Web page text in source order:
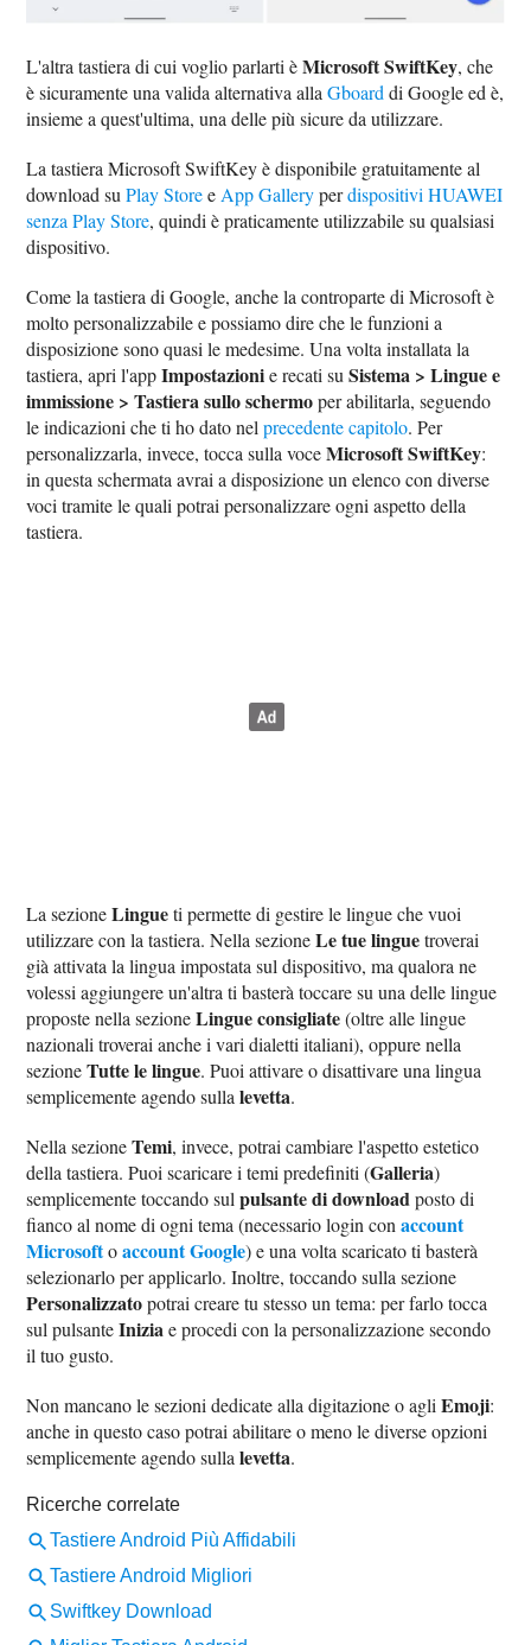
L'altra tastiera di cui voglio parlarti èMicrosoft SwiftKey, che
è sicuramente una valida alternativa allaGboard di Google ed è,
insieme a quest'ultima, una delle più sicure da utilizzare.
La tastiera Microsoft SwiftKey è disponibile gratuitamente al
download suPlay Storee App Galleryperdispositivi HUAWEI
senza Play Store, quindi è praticamente utilizzabile su qualsiasi
dispositivo.
Come la tastiera di Google, anche la controparte di Microsoft è
molto personalizzabile e possiamo dire che le funzioni a
disposizione sono quasi le medesime. Una volta installata la
tastiera, apri l'appImpostazionie recati suSistema > Lingue e
immissione > Tastiera sullo schermoper abilitarla, seguendo
le indicazioni che ti ho dato nelprecedente capitolo. Per
personalizzarla, invece, tocca sulla voceMicrosoft SwiftKey:
in questa schermata avrai a disposizione un elenco con diverse
voci tramite le quali potrai personalizzare ogni aspetto della
tastiera.
La sezioneLingueti permette di gestire le lingue che vuoi
utilizzare con la tastiera. Nella sezioneLe tue linguetroverai
già attivata la lingua impostata sul dispositivo, ma qualora ne
volessi aggiungere un'altra ti basterà toccare su una delle lingue
proposte nella sezioneLingue consigliate(oltre alle lingue
nazionali troverai anche i vari dialetti italiani), oppure nella
sezioneTutte le lingue. Puoi attivare o disattivare una lingua
semplicemente agendo sullalevetta.
Nella sezioneTemi, invece, potrai cambiare l'aspetto estetico
della tastiera. Puoi scaricare i temi predefiniti (Galleria)
semplicemente toccando sulpulsante di download posto di
fianco al nome di ogni tema (necessario login conaccount
Microsoftoaccount Google) e una volta scaricato ti basterà
selezionarlo per applicarlo. Inoltre, toccando sulla sezione
Personalizzatopotrai creare tu stesso un tema: per farlo tocca
sul pulsanteInizia e procedi con la personalizzazione secondo
il tuo gusto.
Non mancano le sezioni dedicate alla digitazione o agliEmoji:
anche in questo caso potrai abilitare o meno le diverse opzioni
semplicemente agendo sullalevetta.